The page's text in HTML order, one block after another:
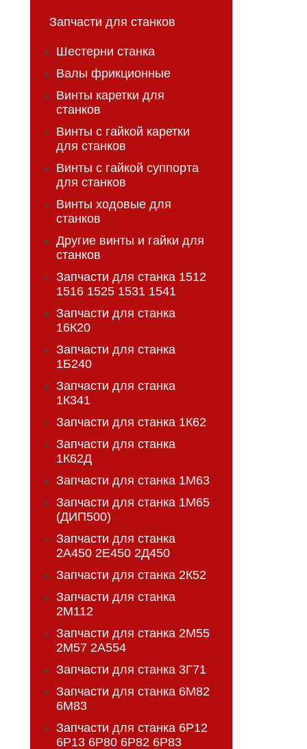
Запчасти для станков
Шестерни станка
Валы фрикционные
Винты каретки для
станков
Винты с гайкой каретки
для станков
Винты с гайкой суппорта
для станков
Винты ходовые для
станков
Другие винты и гайки для
станков
Запчасти для станка 1512
1516 1525 1531 1541
Запчасти для станка
16К20
Запчасти для станка
1Б240
Запчасти для станка
1К341
Запчасти для станка 1К62
Запчасти для станка
1К62Д
Запчасти для станка 1М63
Запчасти для станка 1М65
(ДИП500)
Запчасти для станка
2А450 2Е450 2Д450
Запчасти для станка 2К52
Запчасти для станка
2М112
Запчасти для станка 2М55
2М57 2А554
Запчасти для станка 3Г71
Запчасти для станка 6М82
6М83
Запчасти для станка 6Р12
6Р13 6Р80 6Р82 6Р83